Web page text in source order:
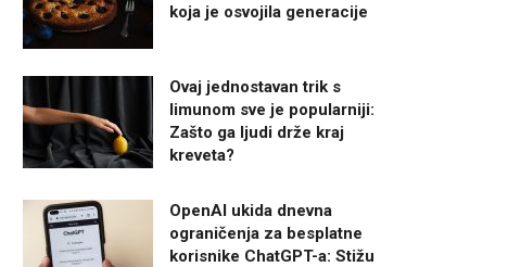
koja je osvojila generacije
Ovaj jednostavan trik s
limunom sve je popularniji:
Zašto ga ljudi drže kraj
kreveta?
OpenAI ukida dnevna
ograničenja za besplatne
korisnike ChatGPT-a: Stižu